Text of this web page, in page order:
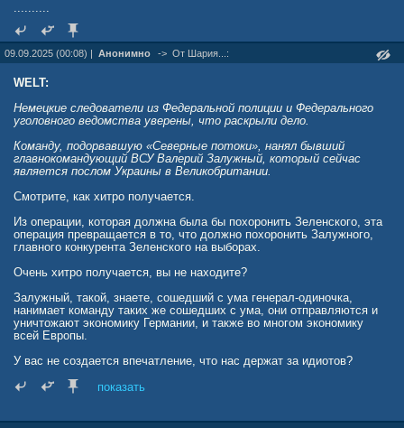
..........
09.09.2025 (00:08) | Анонимно -> От Шария...:
WELT:
Немецкие следователи из Федеральной полиции и Федерального
уголовного ведомства уверены, что раскрыли дело.
Команду, подорвавшую «Северные потоки», нанял бывший
главнокомандующий ВСУ Валерий Залужный, который сейчас
является послом Украины в Великобритании.
Смотрите, как хитро получается.
Из операции, которая должна была бы похоронить Зеленского, эта
операция превращается в то, что должно похоронить Залужного,
главного конкурента Зеленского на выборах.
Очень хитро получается, вы не находите?
Залужный, такой, знаете, сошедший с ума генерал-одиночка,
нанимает команду таких же сошедших с ума, они отправляются и
уничтожают экономику Германии, и также во многом экономику
всей Европы.
У вас не создается впечатление, что нас держат за идиотов?
У меня создается.показать